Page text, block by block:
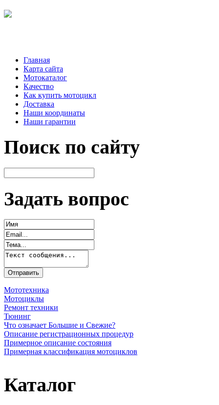
Главная
Карта сайта
Мотокаталог
Качество
Как купить мотоцикл
Доставка
Наши координаты
Наши гарантии
Поиск по сайту
Задать вопрос
Мототехника
Мотоциклы
Ремонт техники
Тюнинг
Что означает Большие и Свежие?
Описание регистрационных процедур
Примерное описание состояния
Примерная классификация мотоциклов
Каталог